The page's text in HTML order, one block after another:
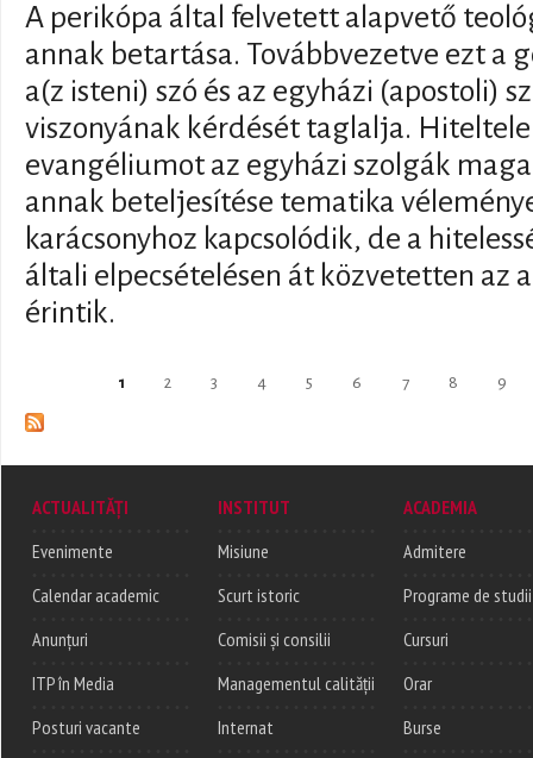
A perikópa által felvetett alapvető
annak betartása. Továbbvezetve ezt a
a(z isteni) szó és az egyházi (apostoli)
viszonyának kérdését taglalja.
evangéliumot az egyházi szolgák
annak beteljesítése tematika
karácsonyhoz kapcsolódik, de a
általi elpecsételésen át közvetetten az
érintik.
1 2 3 4 5 6 7 8 9
ACTUALITĂȚI
Evenimente
Calendar academic
Anunțuri
ITP în Media
Posturi vacante
INSTITUT
Misiune
Scurt istoric
Comisii și consilii
Managementul calității
Internat
ACADEMIA
Admitere
Programe de studii
Cursuri
Orar
Burse